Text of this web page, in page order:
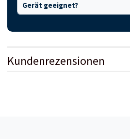
Gerät geeignet?
Kundenrezensionen